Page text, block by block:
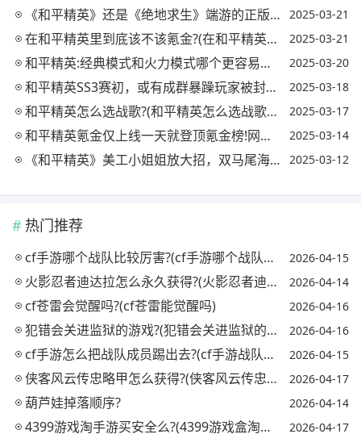
《和平精英》还是《绝地求生》端游的正版手游吗?还是和端游绝地求生没有任何关系了? 2025-03-21
在和平精英里到底该不该氪金?(在和平精英里到底该不该氪金买衣服) 2025-03-21
和平精英:经典模式和火力模式哪个更容易吃鸡，还是一样?(和平精英火力模式攻略) 2025-03-20
和平精英SS3赛初，或有成群暴躁玩家被封号，集中在王牌段位以下，你有什么看法? 2025-03-18
和平精英怎么选战歌?(和平精英怎么选战歌视频) 2025-03-17
和平精英氪金仅上线一天就登顶氪金榜!网友:不如王者一款皮肤!对此你怎么看? 2025-03-14
《和平精英》美工小姐姐放大招，双马尾海妖蓝美貌海洋军需亮相，你觉得怎么样? 2025-03-12
热门推荐
cf手游哪个战队比较厉害?(cf手游哪个战队最强) 2026-04-15
火影忍者迪达拉怎么永久获得?(火影忍者迪达拉怎么获取) 2026-04-14
cf苍雷会觉醒吗?(cf苍雷能觉醒吗) 2026-04-16
犯错会关进监狱的游戏?(犯错会关进监狱的游戏吗) 2026-04-16
cf手游怎么把战队成员踢出去?(cf手游战队怎么踢人) 2026-04-15
侠客风云传忠略甲怎么获得?(侠客风云传忠略甲对自己) 2026-04-17
葫芦娃掉落顺序? 2026-04-14
4399游戏淘手游买安全么?(4399游戏盒淘号有用吗) 2026-04-17